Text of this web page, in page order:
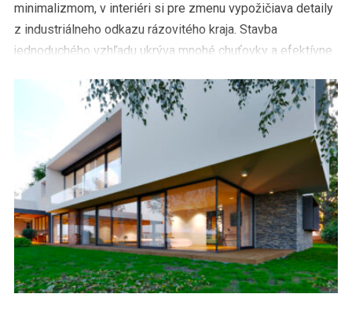
minimalizmom, v interiéri si pre zmenu vypožičiava detaily
z industriálneho odkazu rázovitého kraja. Stavba
jednoduchého vzhľadu ukrýva mnohé chuťovky a efektívne
športe a pobytoch v prírode si vysnívala […]